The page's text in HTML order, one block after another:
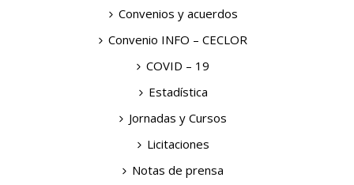
Convenios y acuerdos
Convenio INFO – CECLOR
COVID – 19
Estadística
Jornadas y Cursos
Licitaciones
Notas de prensa